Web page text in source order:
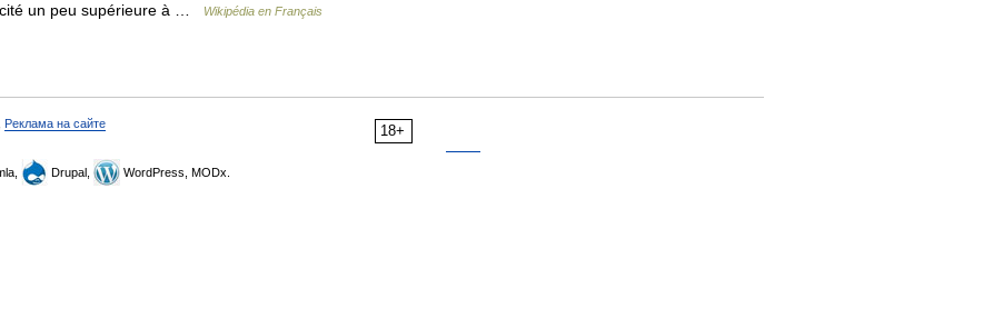
un peu supérieure à …
Wikipédia en Français
18+
Реклама на сайте
Drupal, WordPress, MODx.